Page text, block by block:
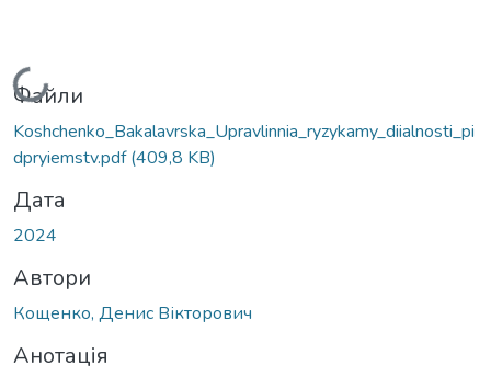
Вантажиться...
Файли
Koshchenko_Bakalavrska_Upravlinnia_ryzykamy_diialnosti_pi
dpryiemstv.pdf(409,8 KB)
Дата
2024
Автори
Кощенко, Денис Вікторович
Анотація